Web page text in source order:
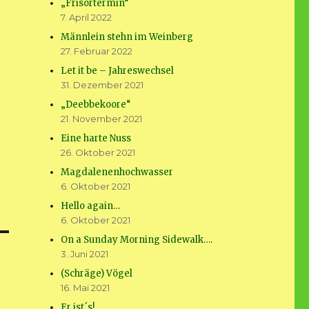
„Frisörtermin“
7. April 2022
Männlein stehn im Weinberg
27. Februar 2022
Let it be – Jahreswechsel
31. Dezember 2021
„Deebbekoore“
21. November 2021
Eine harte Nuss
26. Oktober 2021
Magdalenenhochwasser
6. Oktober 2021
Hello again…
6. Oktober 2021
On a Sunday Morning Sidewalk….
3. Juni 2021
(Schräge) Vögel
16. Mai 2021